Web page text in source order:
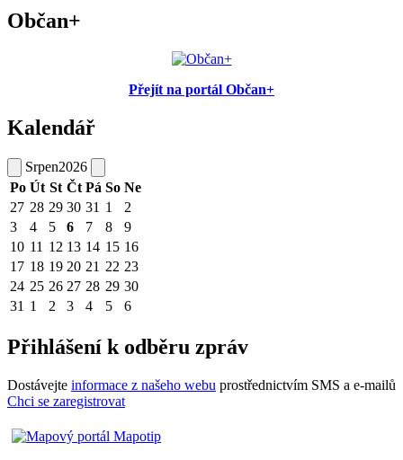
Občan+
Přejít na portál Občan+
Kalendář
Srpen2026
Po Út St Čt Pá So Ne
27 28 29 30 31 1
2
3
4 5 6 7 8
9
10 11 12 13 14 15 16
17 18 19 20 21 22 23
24 25 26 27 28 29 30
31 1 2 3 4 5 6
Přihlášení k odběru zpráv
Dostávejte informace z našeho webu prostřednictvím SMS a e-mailů
Chci se zaregistrovat